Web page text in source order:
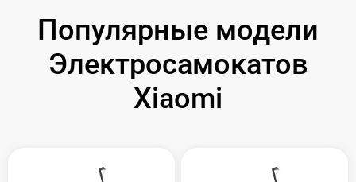
Популярные модели
Электросамокатов
Xiaomi